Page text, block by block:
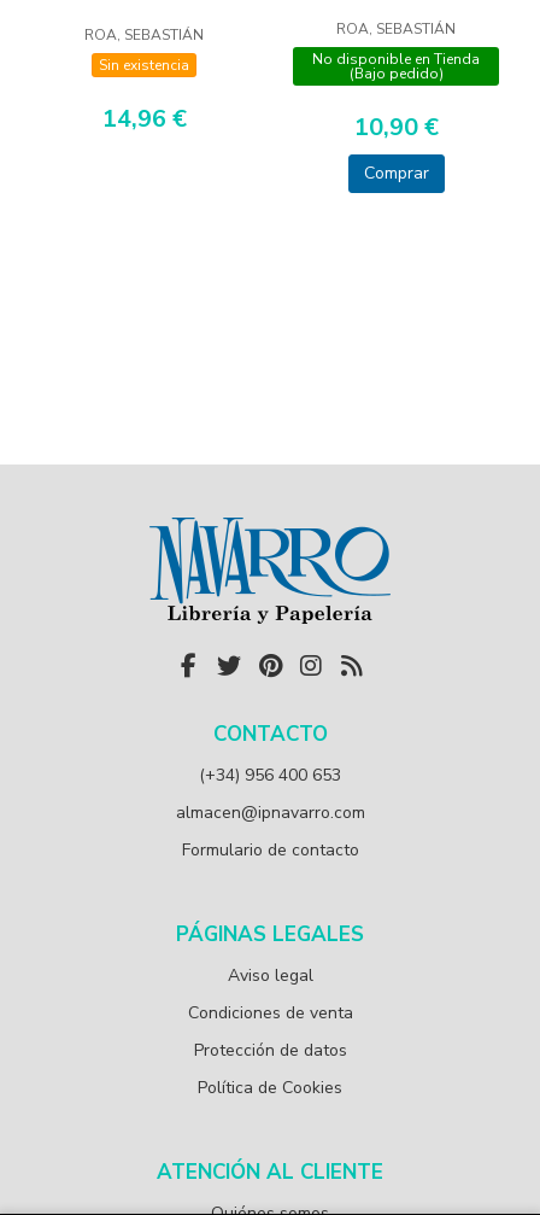
ROA, SEBASTIÁN
Sin existencia
14,96 €
ROA, SEBASTIÁN
No disponible en Tienda
(Bajo pedido)
10,90 €
Comprar
CONTACTO
(+34) 956 400 653
almacen@ipnavarro.com
Formulario de contacto
PÁGINAS LEGALES
Aviso legal
Condiciones de venta
Protección de datos
Política de Cookies
ATENCIÓN AL CLIENTE